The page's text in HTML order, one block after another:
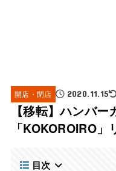
開店・閉店 2020.11.15
【移転】ハンバ
「KOKOROIRO
目次